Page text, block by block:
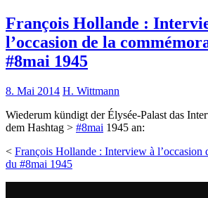
François Hollande :
l’occasion de la
#8mai 1945
8. Mai 2014 H. Wittmann
Wiederum kündigt der Élysée-Palast das
dem Hashtag > #8mai 1945 an:
< François Hollande : Interview à l’occasion
du #8mai 1945